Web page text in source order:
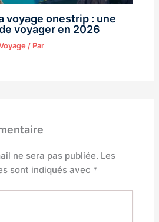
voyage onestrip : une
voyager en 2026
/ Par
ne sera pas publiée. Les
sont indiqués avec *